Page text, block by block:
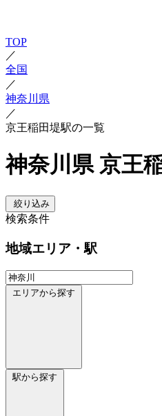
TOP
／
全国
／
神奈川県
／
京王稲田堤駅の一覧
神奈川県 京王
絞り込み
検索条件
地域エリア・駅
エリアから探す
駅から探す